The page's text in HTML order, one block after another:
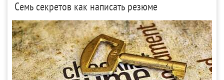
Семь секретов как написать резюме